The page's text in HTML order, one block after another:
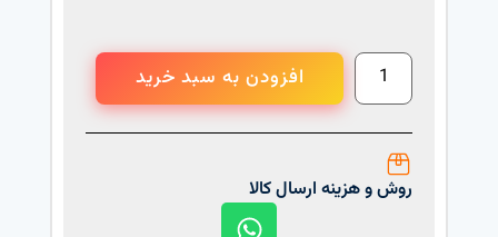
افزودن به سبد خرید
روش و هزینه ارسال کالا